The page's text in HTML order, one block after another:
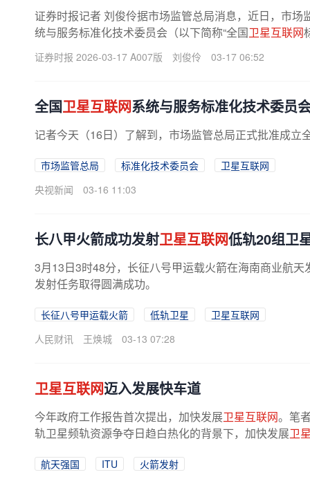
证券时报记者 刘俊伶据市场监管总局消息，近日，市场
统与服务标准化技术委员会（以下简称“全国卫星互联网
建设加速推进，
卫星互联网 在...
证券时报 2026-03-17 A007版 刘俊伶 03-17 06:52
全国卫星互联网系统与服务标准化技术委员
记者今天（16日）了解到，市场监管总局正式批准成立
市场监管总局 标准化技术委员会
卫星互联网
央视新闻
03-16 11:03
长八甲火箭成功发射卫星互联网低轨20组卫
3月13日3时48分，长征八号甲运载火箭在海南商业航天
发射任务取得圆满成功。
长征八号甲运载火箭 低轨卫星
卫星互联网
人民财讯
王焕城 03-13 07:28
卫星互联网迈入发展快车道
今年政府工作报告首次提出，加快发展卫星互联网。笔
轨卫星频轨资源争夺日趋白热化的背景下，加快发展卫
航天强国 ITU
火箭发射